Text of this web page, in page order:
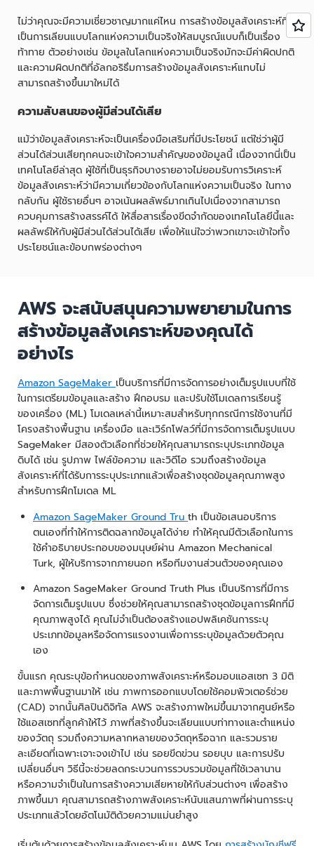
ไม่ว่าคุณจะมีความเชี่ยวชาญมากแค่ไหน การสร้างข้อมูลสังเคราะห์ที่
เป็นการเลียนแบบโลกแห่งความเป็นจริงให้สมบูรณ์แบบก็เป็นเรื่อง
ท้าทาย ตัวอย่างเช่น ข้อมูลในโลกแห่งความเป็นจริงมักจะมีค่าผิดปกติ
และความผิดปกติที่อัลกอริธึมการสร้างข้อมูลสังเคราะห์แทบไม่
สามารถสร้างขึ้นมาใหม่ได้
ความสับสนของผู้มีส่วนได้เสีย
แม้ว่าข้อมูลสังเคราะห์จะเป็นเครื่องมือเสริมที่มีประโยชน์ แต่ใช่ว่าผู้มี
ส่วนได้ส่วนเสียทุกคนจะเข้าใจความสำคัญของข้อมูลนี้ เนื่องจากนี่เป็น
เทคโนโลยีล่าสุด ผู้ใช้ที่เป็นธุรกิจบางรายอาจไม่ยอมรับการวิเคราะห์
ข้อมูลสังเคราะห์ว่ามีความเกี่ยวข้องกับโลกแห่งความเป็นจริง ในทาง
กลับกัน ผู้ใช้รายอื่นๆ อาจเน้นผลลัพธ์มากเกินไปเนื่องจากสามารถ
ควบคุมการสร้างสรรค์ได้ ให้สื่อสารเรื่องขีดจำกัดของเทคโนโลยีนี้และ
ผลลัพธ์ให้กับผู้มีส่วนได้ส่วนได้เสีย เพื่อให้แน่ใจว่าพวกเขาจะเข้าใจทั้ง
ประโยชน์และข้อบกพร่องต่างๆ
AWS จะสนับสนุนความพยายามในการ
สร้างข้อมูลสังเคราะห์ของคุณได้
อย่างไร
Amazon SageMakerเป็นบริการที่มีการจัดการอย่างเต็มรูปแบบที่ใช้
ในการเตรียมข้อมูลและสร้าง ฝึกอบรม และปรับใช้โมเดลการเรียนรู้
ของเครื่อง (ML) โมเดลเหล่านี้เหมาะสมสำหรับทุกกรณีการใช้งานที่มี
โครงสร้างพื้นฐาน เครื่องมือ และเวิร์กโฟลว์ที่มีการจัดการเต็มรูปแบบ
SageMaker มีสองตัวเลือกที่ช่วยให้คุณสามารถระบุประเภทข้อมูล
ดิบได้ เช่น รูปภาพ ไฟล์ข้อความ และวิดีโอ รวมถึงสร้างข้อมูล
สังเคราะห์ที่ได้รับการระบุประเภทแล้วเพื่อสร้างชุดข้อมูลคุณภาพสูง
สำหรับการฝึกโมเดล ML
Amazon SageMaker Ground Truth เป็นข้อเสนอบริการ
ตนเองที่ทำให้การติดฉลากข้อมูลได้ง่าย ทำให้คุณมีตัวเลือกในการ
ใช้คำอธิบายประกอบของมนุษย์ผ่าน Amazon Mechanical
Turk, ผู้ให้บริการจากภายนอก หรือทีมงานส่วนตัวของคุณเอง
Amazon SageMaker Ground Truth Plus เป็นบริการที่มีการ
จัดการเต็มรูปแบบ ซึ่งช่วยให้คุณสามารถสร้างชุดข้อมูลการฝึกที่มี
คุณภาพสูงได้ คุณไม่จำเป็นต้องสร้างแอปพลิเคชันการระบุ
ประเภทข้อมูลหรือจัดการแรงงานเพื่อการระบุข้อมูลด้วยตัวคุณ
เอง
ขั้นแรก คุณระบุข้อกำหนดของภาพสังเคราะห์หรือมอบแอสเซท 3 มิติ
และภาพพื้นฐานมาให้ เช่น ภาพการออกแบบโดยใช้คอมพิวเตอร์ช่วย
(CAD) จากนั้นศิลปินดิจิทัล AWS จะสร้างภาพใหม่ขึ้นมาจากศูนย์หรือ
ใช้แอสเซทที่ลูกค้าให้ไว้ ภาพที่สร้างขึ้นจะเลียนแบบท่าทางและตำแหน่ง
ของวัตถุ รวมถึงความหลากหลายของวัตถุหรือฉาก และรวมราย
ละเอียดที่เฉพาะเจาะจงเข้าไป เช่น รอยขีดข่วน รอยบุบ และการปรับ
เปลี่ยนอื่นๆ วิธีนี้จะช่วยลดกระบวนการรวบรวมข้อมูลที่ใช้เวลานาน
หรือความจำเป็นในการสร้างความเสียหายให้กับส่วนต่างๆ เพื่อสร้าง
ภาพขึ้นมา คุณสามารถสร้างภาพสังเคราะห์นับแสนภาพที่ผ่านการระบุ
ประเภทแล้วโดยอัตโนมัติด้วยความแม่นยำสูง